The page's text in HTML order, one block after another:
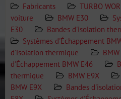
Fabricants TURBO
voiture
BMW E30
E30
Bandes d'isolation
Systèmes d'Échappement
d'isolation thermique
d'Échappement BMW E46
thermique
BMW E9X
BMW E9X
Bandes